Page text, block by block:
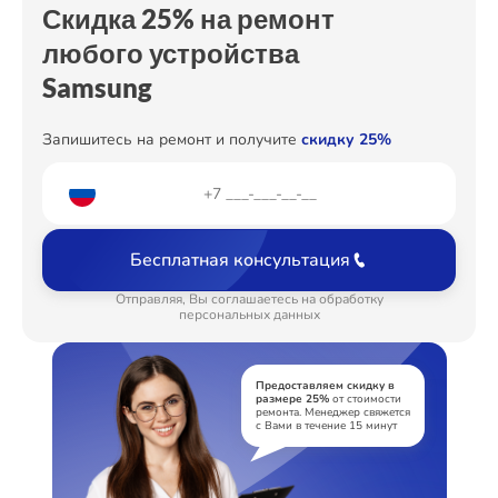
Скидка 25% на ремонт
любого устройства
Samsung
Запишитесь на ремонт и получите скидку 25%
Бесплатная консультация
Отправляя, Вы соглашаетесь на обработку
персональных данных
Предоставляем скидку в
размере 25%от стоимости
ремонта. Менеджер свяжется
с Вами в течение 15 минут